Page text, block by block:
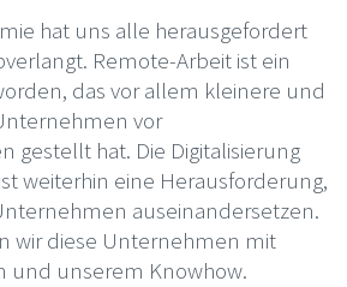
hat uns alle herausgefordert
Remote-Arbeit ist ein
das vor allem kleinere und
vor
gestellt hat. Die Digitalisierung
weiterhin eine Herausforderung,
auseinandersetzen.
wir diese Unternehmen mit
und unserem Knowhow.